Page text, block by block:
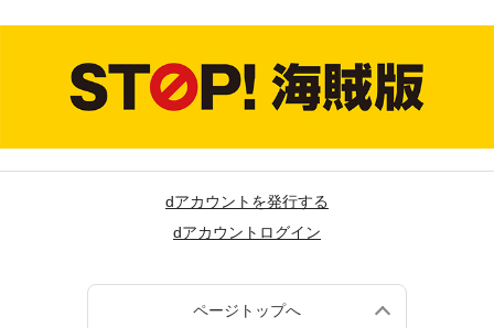
dアカウントを発行する
dアカウントログイン
ページトップへ